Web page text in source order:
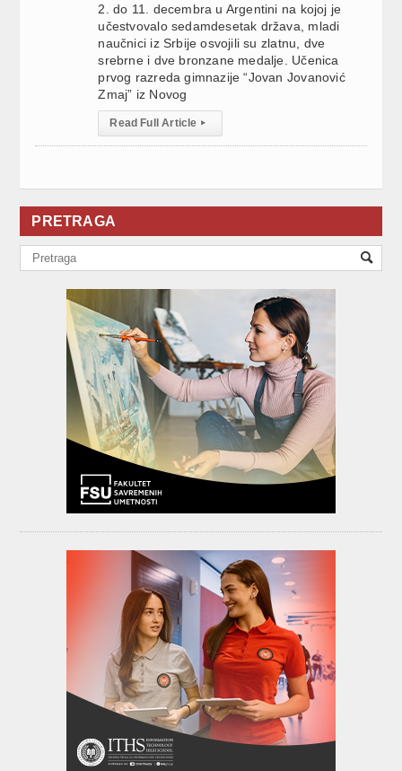
2. do 11. decembra u Argentini na kojoj je
učestvovalo sedamdesetak država, mladi
naučnici iz Srbije osvojili su zlatnu, dve
srebrne i dve bronzane medalje. Učenica
prvog razreda gimnazije “Jovan Jovanović
Zmaj” iz Novog
Read Full Article ▸
PRETRAGA